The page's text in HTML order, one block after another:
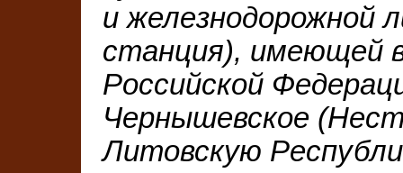
и железнодорожной
станция), имеющей
Российской
Чернышевское
Литовскую